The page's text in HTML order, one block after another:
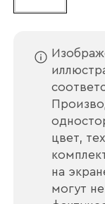
цвет,
на
могут